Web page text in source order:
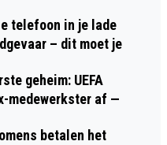
telefoon in je lade
– dit moet je
geheim: UEFA
medewerkster af —
betalen het